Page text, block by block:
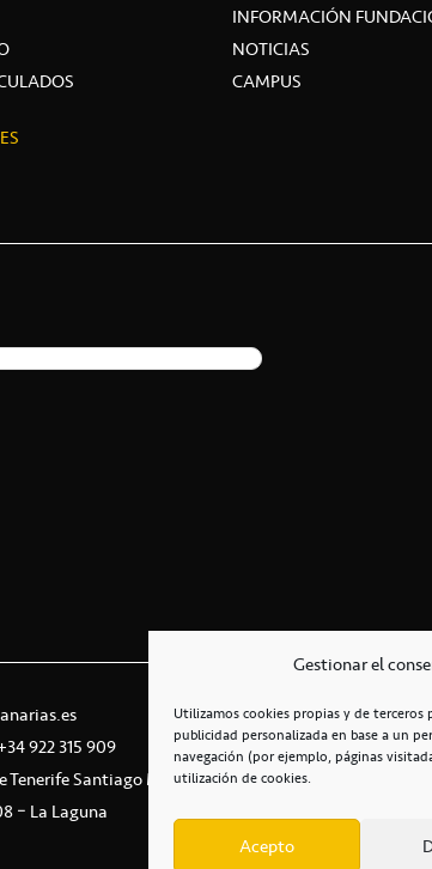
Gestionar el
Utilizamos cookies propias y de
publicidad personalizada en base a un
navegación (por ejemplo, páginas
utilización de cookies.
Acepto
INFORMACIÓN
NOTICIAS
CAMPUS
922 315 909
Tenerife Santiago Martín
– La Laguna